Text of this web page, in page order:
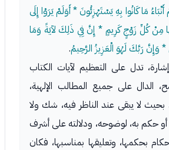
مَا كَانُوا بِهِ يَسْتَهْزِئُونَ * أَوَلَمْ يَرَوْا إِلَى
مِنْ كُلِّ زَوْجٍ كَرِيمٍ * إِنَّ فِي ذَلِكَ لآيَةً وَمَا
وَإِنَّ رَبَّكَ لَهُوَ الْعَزِيزُ الرَّحِيمُ.
إشارة، تدل على التعظيم لآيات الكتاب
الدال على جميع المطالب الإلهية،
بحيث لا يبقى عند الناظر فيه، شك ولا
أو حكم به، لوضوحه، ودلالته على أشرف
بحكمها، وتعليقها بمناسبها، فكان